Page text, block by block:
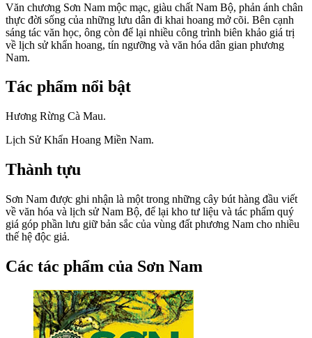
Văn chương Sơn Nam mộc mạc, giàu chất Nam Bộ, phản ánh chân
thực đời sống của những lưu dân đi khai hoang mở cõi. Bên cạnh
sáng tác văn học, ông còn để lại nhiều công trình biên khảo giá trị
về lịch sử khẩn hoang, tín ngưỡng và văn hóa dân gian phương
Nam.
Tác phẩm nổi bật
Hương Rừng Cà Mau.
Lịch Sử Khẩn Hoang Miền Nam.
Thành tựu
Sơn Nam được ghi nhận là một trong những cây bút hàng đầu viết
về văn hóa và lịch sử Nam Bộ, để lại kho tư liệu và tác phẩm quý
giá góp phần lưu giữ bản sắc của vùng đất phương Nam cho nhiều
thế hệ độc giả.
Các tác phẩm của Sơn Nam